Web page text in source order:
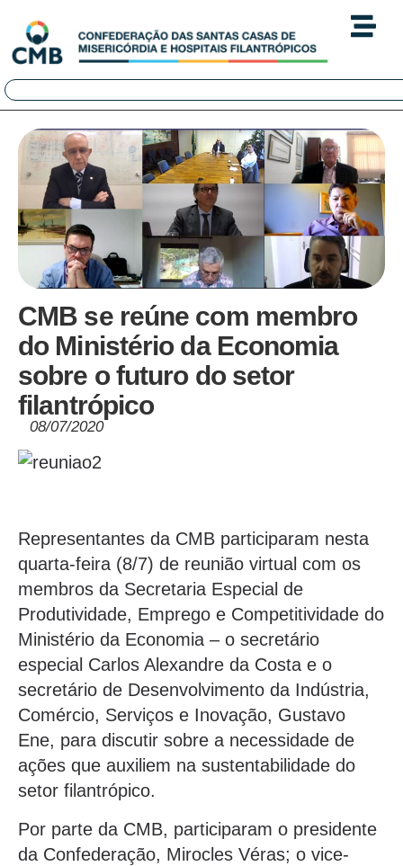
CMB se reúne com membro
do Ministério da Economia
sobre o futuro do setor
filantrópico
08/07/2020
Representantes da CMB participaram nesta
quarta-feira (8/7) de reunião virtual com os
membros da Secretaria Especial de
Produtividade, Emprego e Competitividade do
Ministério da Economia – o secretário
especial Carlos Alexandre da Costa e o
secretário de Desenvolvimento da Indústria,
Comércio, Serviços e Inovação, Gustavo
Ene, para discutir sobre a necessidade de
ações que auxiliem na sustentabilidade do
setor filantrópico.
Por parte da CMB, participaram o presidente
da Confederação, Mirocles Véras; o vice-